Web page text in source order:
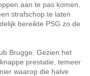
aan te pas komen.
strafschop te laten
bereikte PSG zo de
Brugge. Gezien het
prestatie, temeer
waarop die halve